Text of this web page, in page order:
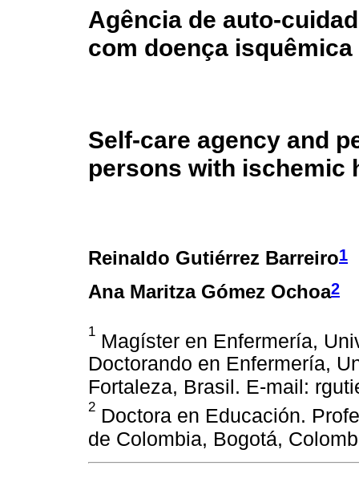
Agência de auto-
com doença
Self-care agency and
persons with ischemic
Reinaldo Gutiérrez Barreiro1
Ana Maritza Gómez Ochoa2
1 Magíster en Enfermería,
Doctorando en Enfermería,
Fortaleza, Brasil. E-mail:
2 Doctora en Educación.
de Colombia, Bogotá,